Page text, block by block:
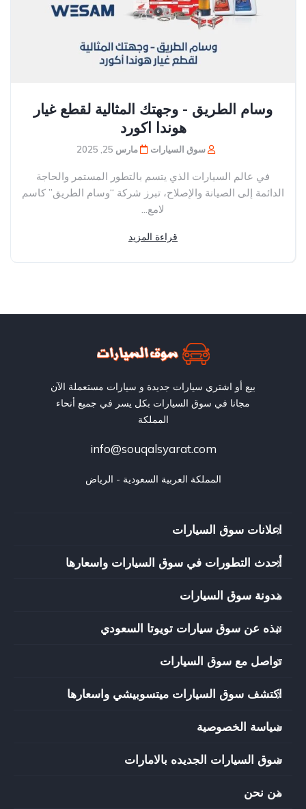
وسام الطريق - وجهتك المثالية لقطع غيار
هوندا اكورد
سوق السيارات مارس 25, 2025
في عالم السيارات الذي يتسم بالتطور المستمر والحاجة
الدائمة إلى الصيانة والإصلاح، تبرز شركة “وسام الطريق” كاسم
لامع...
قراءة المزيد
بيع أو اشتري سيارات جديدة و سيارات مستعملة الآن
مجانا في سوق السيارات بكل يسر في جميع أنحاء
المملكة
info@souqalsyarat.com
المملكة العربية السعودية - الرياض
اعلانات سوق السيارات
أحدث التطورات في سوق السيارات واسعارها
مدونة سوق السيارات
نبذه عن سوق سيارات تويوتا السعودي
تواصل مع سوق السيارات
اكتشف سوق السيارات ميتسوبيشي واسعارها
سياسة الخصوصية
سوق السيارات الجديده بالامارات
من نحن